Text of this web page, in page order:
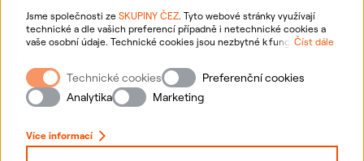
Jsme společnosti ze SKUPINY ČEZ. Tyto webové stránky využívají
technické a dle vašich preferencí případně i netechnické cookies a
vaše osobní údaje. Technické cookies jsou nezbytné k fungování
webové stránky vašim preferencím, k personalizaci reklam a analytice.
Pro sběr a zpracování netechnických cookies a vašich osobních údajů
nám můžete udělit souhlas. Bližší informace o vašich právech,
zpracování osobních údajů, včetně možnosti odvolání udělených
Číst dále
Technické cookies
Preferenční cookies
Analytika
Marketing
Více informací
Ochrana osobních údajů
Informace o webu
Nastavení cookies